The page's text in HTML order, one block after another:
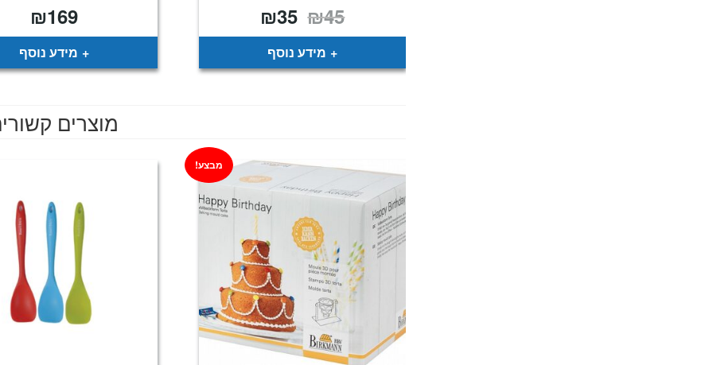
₪45 המחיר
המקורי
היה:
₪35
הוא:
מידע נוסף
₪169
מידע נוסף
מוצרים
מבצע!